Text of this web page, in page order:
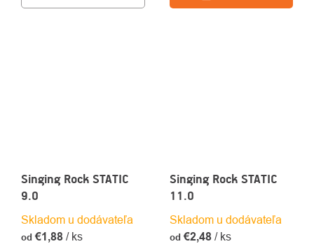
Singing Rock STATIC
9.0
Skladom u dodávateľa
od €1,88 / ks
Singing Rock STATIC
11.0
Skladom u dodávateľa
od €2,48 / ks